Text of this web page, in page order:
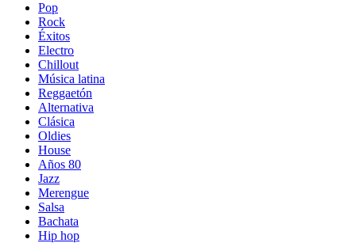
Pop
Rock
Éxitos
Electro
Chillout
Música latina
Reggaetón
Alternativa
Clásica
Oldies
House
Años 80
Jazz
Merengue
Salsa
Bachata
Hip hop